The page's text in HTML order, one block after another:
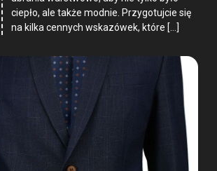
ciepło, ale także modnie. Przygotujcie się
na kilka cennych wskazówek, które […]